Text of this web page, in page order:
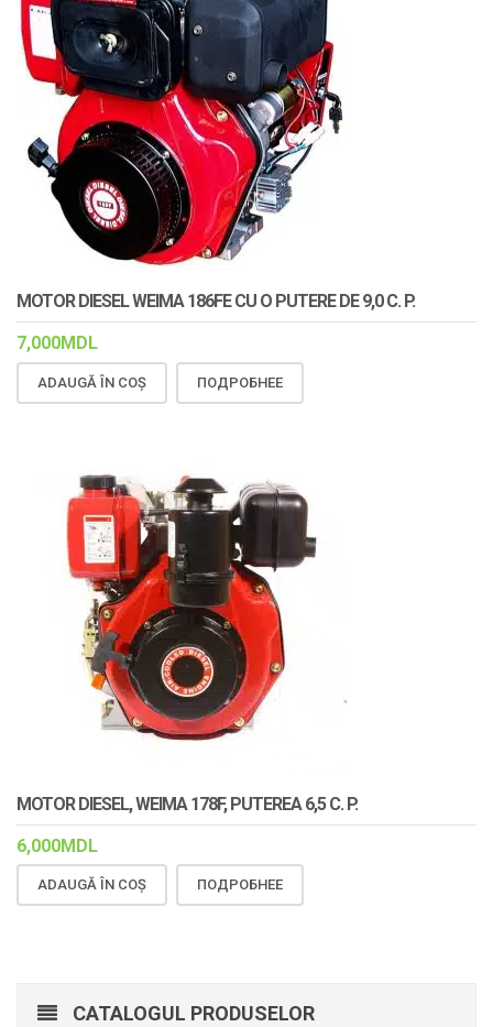
MOTOR DIESEL WEIMA 186FE CU O PUTERE DE 9,0 C. P.
7,000MDL
ADAUGĂ ÎN COȘ ПОДРОБНЕЕ
MOTOR DIESEL, WEIMA 178F, PUTEREA 6,5 C. P.
6,000MDL
ADAUGĂ ÎN COȘ ПОДРОБНЕЕ
CATALOGUL PRODUSELOR